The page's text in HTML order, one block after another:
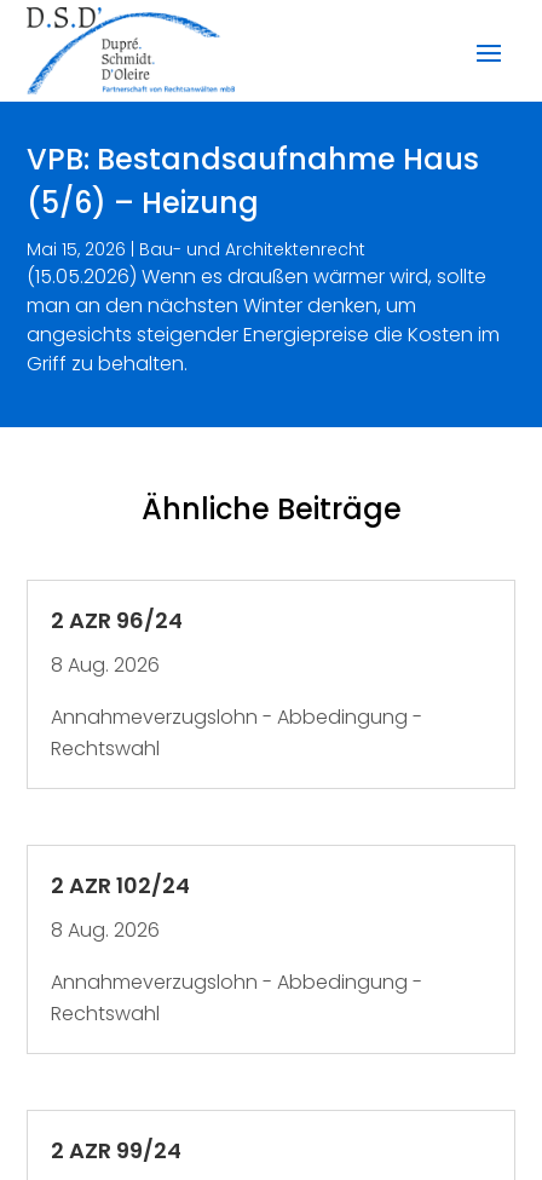
VPB: Bestandsaufnahme Haus
(5/6) – Heizung
Mai 15, 2026 | Bau- und Architektenrecht
(15.05.2026) Wenn es draußen wärmer wird, sollte
man an den nächsten Winter denken, um
angesichts steigender Energiepreise die Kosten im
Griff zu behalten.
Ähnliche Beiträge
2 AZR 96/24
8 Aug. 2026
Annahmeverzugslohn - Abbedingung -
Rechtswahl
2 AZR 102/24
8 Aug. 2026
Annahmeverzugslohn - Abbedingung -
Rechtswahl
2 AZR 99/24